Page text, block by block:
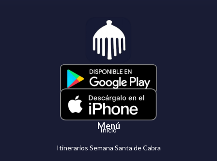
Menú
Inicio
Itinerarios Semana Santa de Cabra